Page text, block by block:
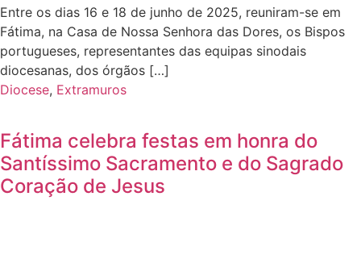
Entre os dias 16 e 18 de junho de 2025, reuniram-se em
Fátima, na Casa de Nossa Senhora das Dores, os Bispos
portugueses, representantes das equipas sinodais
diocesanas, dos órgãos […]
Diocese, Extramuros
Fátima celebra festas em honra do
Santíssimo Sacramento e do Sagrado
Coração de Jesus